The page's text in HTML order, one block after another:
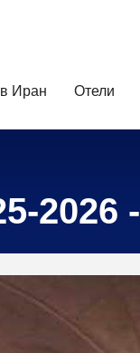
Иран Отели
2026